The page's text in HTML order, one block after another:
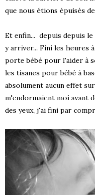
que nous étions épuisés
Et enfin... depuis depuis
y arriver... Fini les heures
porte bébé pour l'aider à
les tisanes pour bébé à
absolument aucun effet
m'endormaient moi avant
des yeux, j'ai fini par